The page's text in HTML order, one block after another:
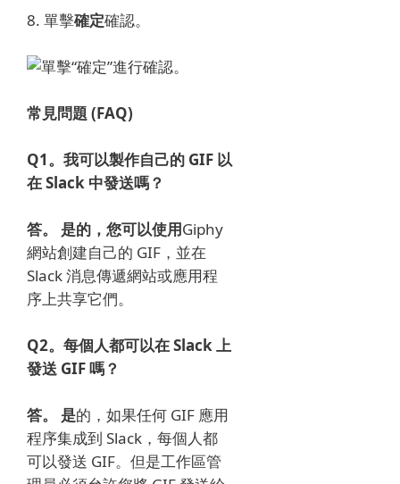
8. 單擊確定確認。
常見問題 (FAQ)
Q1。 我可以製作自己的 GIF 以
在 Slack 中發送嗎？
答。 是的，您可以使用Giphy
網站創​​建自己的 GIF， 並在
Slack 消息傳遞網站或應用程
序上共享它們。
Q2。 每個人都可以在 Slack 上
發送 GIF 嗎？
答。 是的，如果任何 GIF 應用
程序集成到 Slack，每個人都
可以發送 GIF。 但是工作區管